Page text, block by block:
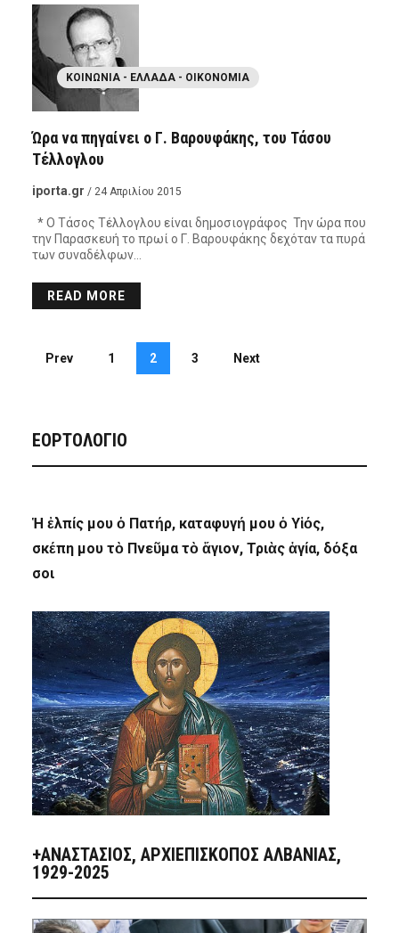
ΚΟΙΝΩΝΊΑ - ΕΛΛΆΔΑ - ΟΙΚΟΝΟΜΊΑ
Ώρα να πηγαίνει ο Γ. Βαρουφάκης, του Τάσου
Τέλλογλου
iporta.gr / 24 Απριλίου 2015
* Ο Τάσος Τέλλογλου είναι δημοσιογράφος Την ώρα που
την Παρασκευή το πρωί ο Γ. Βαρουφάκης δεχόταν τα πυρά
των συναδέλφων…
READ MORE
Prev 1 2 3 Next
ΕΟΡΤΟΛΟΓΙΟ
Ἡ ἐλπίς μου ὁ Πατήρ, καταφυγή μου ὁ Υἱός,
σκέπη μου τὸ Πνεῦμα τὸ ἅγιον, Τριὰς ἁγία, δόξα
σοι
+ΑΝΑΣΤΆΣΙΟΣ, ΑΡΧΙΕΠΊΣΚΟΠΟΣ ΑΛΒΑΝΊΑΣ,
1929-2025